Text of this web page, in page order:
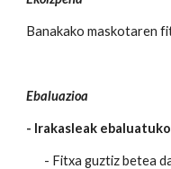
Banakako maskotaren
Ebaluazioa
- Irakasleak
- Fitxa guztiz betea